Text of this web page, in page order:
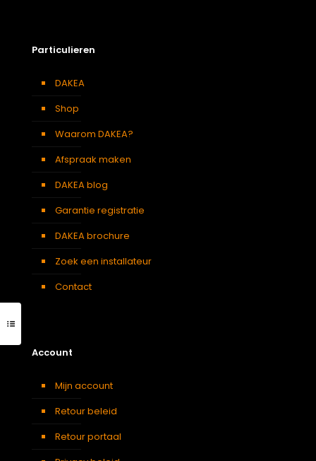
Particulieren
DAKEA
Shop
Waarom DAKEA?
Afspraak maken
DAKEA blog
Garantie registratie
DAKEA brochure
Zoek een installateur
Contact
Account
Mijn account
Retour beleid
Retour portaal